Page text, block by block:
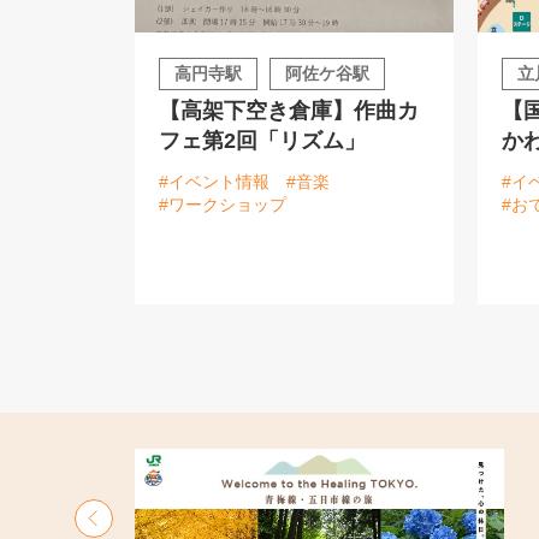
高円寺駅 阿佐ケ谷駅
【高架下空き倉庫】作曲カ
フェ第2回「リズム」
#イベント情報
#音楽
#ワークショップ
立
【
か
#イ
#お